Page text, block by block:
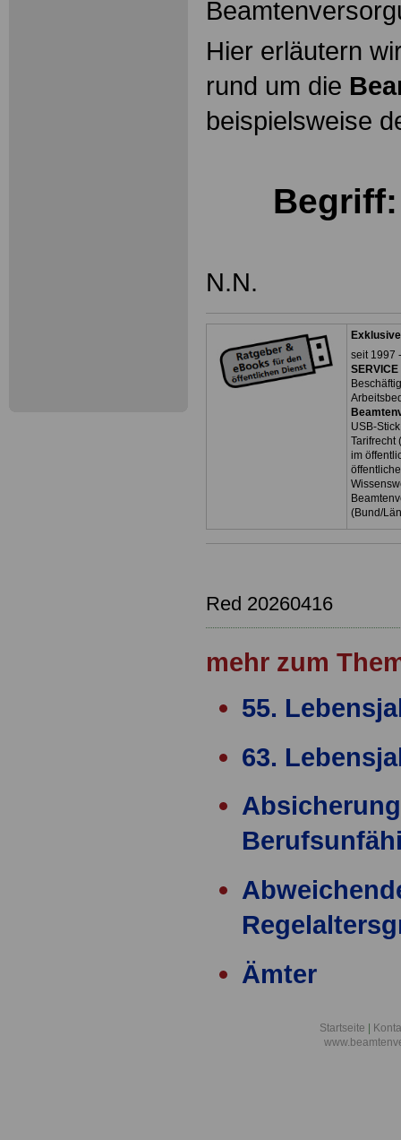
Hier erläutern
rund um die
beispielsweise
Begriff:
N.N.
seit 1997
USB-
Tarifrecht
im
(Bund/
Red 20260416
mehr zum
55.
63.
Ämter
Startseite